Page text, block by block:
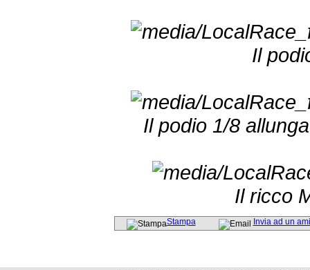
Il
Il podio 1/8
Il ricco
Stampa Invia ad un